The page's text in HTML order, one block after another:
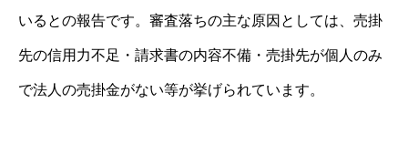
いるとの報告です。審査落ちの主な原因としては、売掛
先の信用力不足・請求書の内容不備・売掛先が個人のみ
で法人の売掛金がない等が挙げられています。